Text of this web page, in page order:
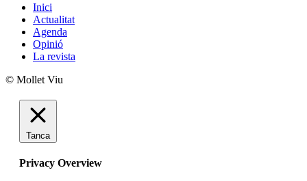
Inici
Actualitat
Agenda
Opinió
La revista
© Mollet Viu
Tanca
Privacy Overview